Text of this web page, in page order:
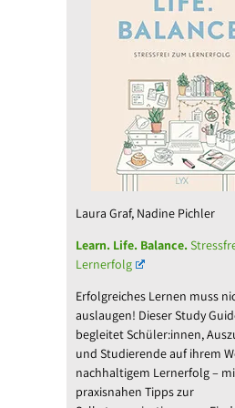
Laura Graf, Nadine Pichler
Learn. Life. Balance.
Lernerfolg
Erfolgreiches Lernen muss
auslaugen! Dieser Study
begleitet Schüler:innen,
und Studierende auf ihrem
nachhaltigem Lernerfolg –
praxisnahen Tipps zur